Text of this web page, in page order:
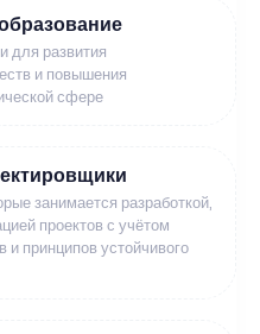
для развития
и повышения
сфере
занимается разработкой,
проектов с учётом
и принципов устойчивого